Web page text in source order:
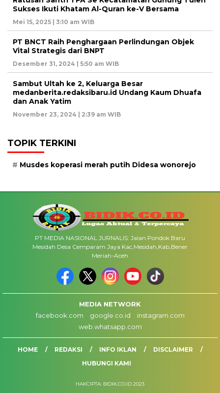
Sukses Ikuti Khatam Al-Quran ke-V Bersama
Mei 15, 2025 | 3:10 am WIB
PT BNCT Raih Penghargaan Perlindungan Objek
Vital Strategis dari BNPT
Desember 31, 2024 | 5:50 am WIB
Sambut Ultah ke 2, Keluarga Besar
medanberita.redaksibaru.id Undang Kaum Dhuafa
dan Anak Yatim
November 23, 2024 | 2:39 am WIB
TOPIK TERKINI
Musdes koperasi merah putih Didesa wonorejo
PT MEDIA NASIONAL JURNALIS: Jalan Pondok Baru
Mesidah Desa Cemparam Jaya Kac,Mesidah,Kab,Bener
Meriah-Aceh
MEDIA NETWORK
facebook.com
google.co.id
instagram.com
web.whatsapp.com
HOME REDAKSI INFO IKLAN
DISCLAIMER
HUBUNGI KAMI
HAKCIPTA: BIDIK.CO.ID 2023